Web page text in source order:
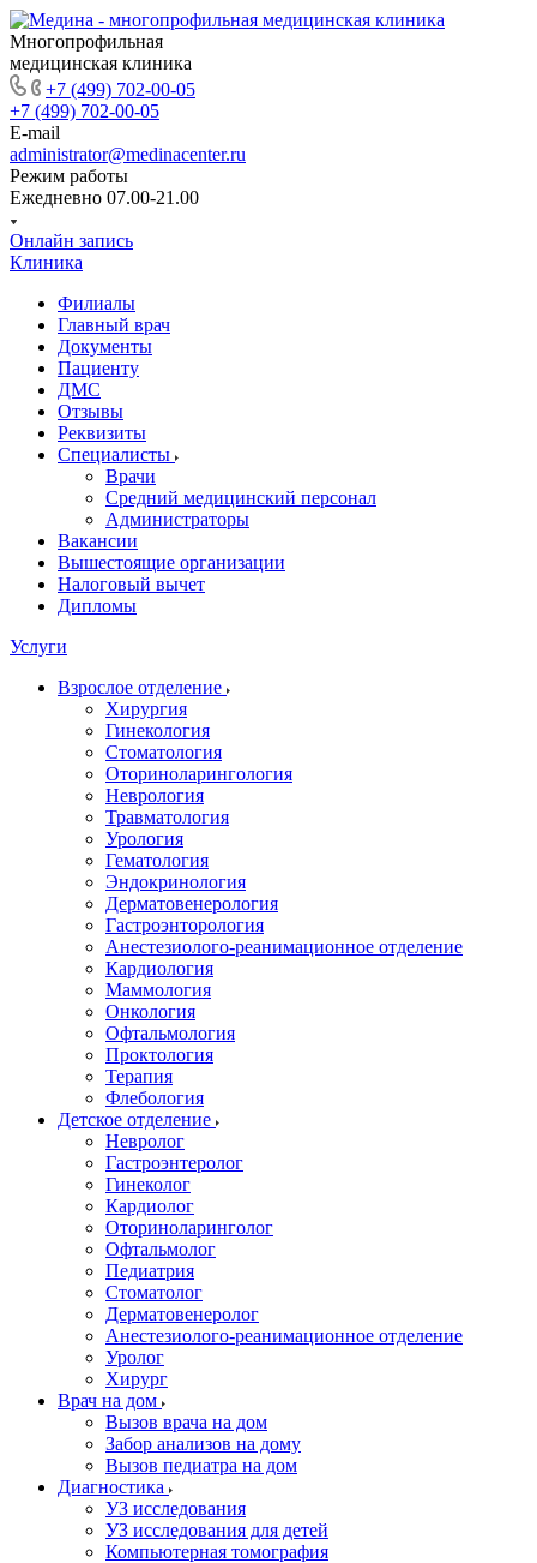
Многопрофильная
медицинская клиника
+7 (499) 702-00-05
+7 (499) 702-00-05
E-mail
administrator@medinacenter.ru
Режим работы
Ежедневно 07.00-21.00
Онлайн запись
Клиника
Филиалы
Главный врач
Документы
Пациенту
ДМС
Отзывы
Реквизиты
Специалисты
Врачи
Средний медицинский персонал
Администраторы
Вакансии
Вышестоящие организации
Налоговый вычет
Дипломы
Услуги
Взрослое отделение
Хирургия
Гинекология
Стоматология
Оториноларингология
Неврология
Травматология
Урология
Гематология
Эндокринология
Дерматовенерология
Гастроэнторология
Анестезиолого-реанимационное отделение
Кардиология
Маммология
Онкология
Офтальмология
Проктология
Терапия
Флебология
Детское отделение
Невролог
Гастроэнтеролог
Гинеколог
Кардиолог
Оториноларинголог
Офтальмолог
Педиатрия
Стоматолог
Дерматовенеролог
Анестезиолого-реанимационное отделение
Уролог
Хирург
Врач на дом
Вызов врача на дом
Забор анализов на дому
Вызов педиатра на дом
Диагностика
УЗ исследования
УЗ исследования для детей
Компьютерная томография